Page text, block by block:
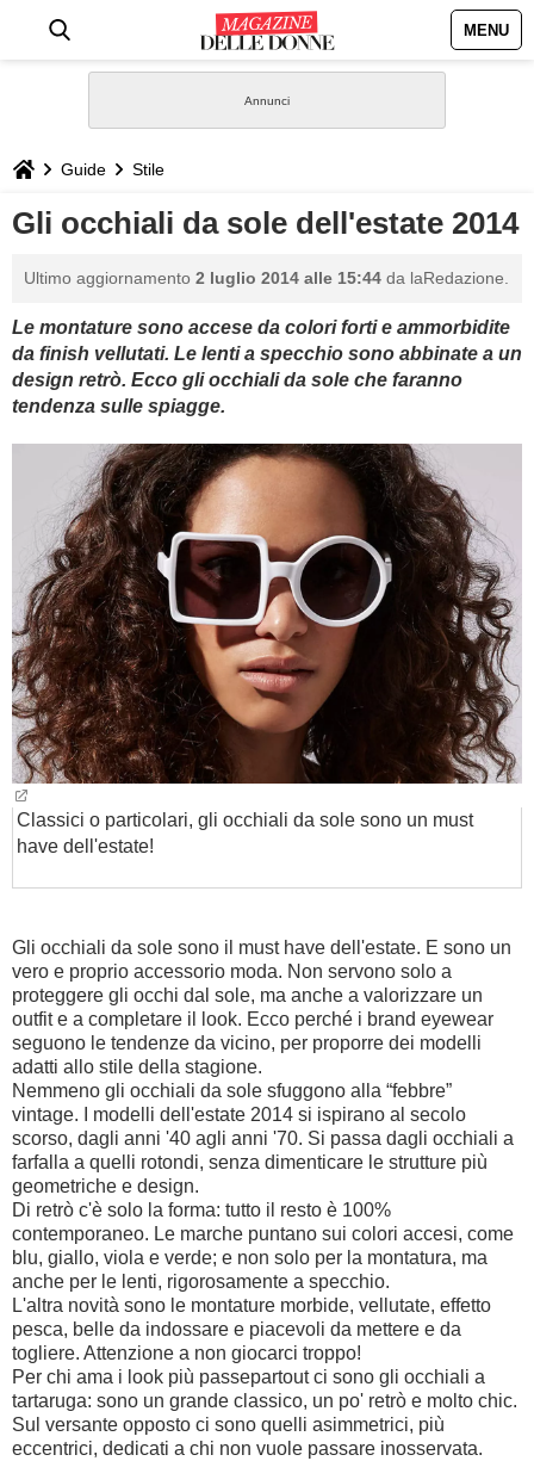
MENU
STILE
BIOGRAFIE
DEFINIZIONI
GASTRONOMIA
SESSO
BAMBINO
DIETA
GUIDE
FORUM
Guide Stile
Gli occhiali da sole dell'estate 2014
Ultimo aggiornamento 2 luglio 2014 alle 15:44 da laRedazione.
Le montature sono accese da colori forti e ammorbidite
da finish vellutati. Le lenti a specchio sono abbinate a un
design retrò. Ecco gli occhiali da sole che faranno
tendenza sulle spiagge.
Classici o particolari, gli occhiali da sole sono un must
have dell'estate!
Gli occhiali da sole sono il must have dell'estate. E sono un
vero e proprio accessorio moda. Non servono solo a
proteggere gli occhi dal sole, ma anche a valorizzare un
outfit e a completare il look. Ecco perché i brand eyewear
seguono le tendenze da vicino, per proporre dei modelli
adatti allo stile della stagione.
Nemmeno gli occhiali da sole sfuggono alla “febbre”
vintage. I modelli dell'estate 2014 si ispirano al secolo
scorso, dagli anni '40 agli anni '70. Si passa dagli occhiali a
farfalla a quelli rotondi, senza dimenticare le strutture più
geometriche e design.
Di retrò c'è solo la forma: tutto il resto è 100%
contemporaneo. Le marche puntano sui colori accesi, come
blu, giallo, viola e verde; e non solo per la montatura, ma
anche per le lenti, rigorosamente a specchio.
L'altra novità sono le montature morbide, vellutate, effetto
pesca, belle da indossare e piacevoli da mettere e da
togliere. Attenzione a non giocarci troppo!
Per chi ama i look più passepartout ci sono gli occhiali a
tartaruga: sono un grande classico, un po' retrò e molto chic.
Sul versante opposto ci sono quelli asimmetrici, più
eccentrici, dedicati a chi non vuole passare inosservata.